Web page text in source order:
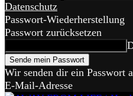
Datenschutz
Passwort-Wiederherstellung
Passwort zurücksetzen
Wir senden dir ein Passwort
E-Mail-Adresse